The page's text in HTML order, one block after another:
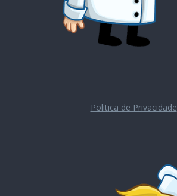
Politica de Privacidade